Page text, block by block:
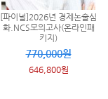
[파이널]2026년 경제논술심
화.NCS모의고사(온라인패
키지)
770,000원
646,800원